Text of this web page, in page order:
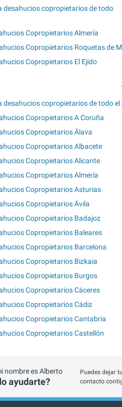
desahucios copropietarios de todo
Copropietarios Almería
Copropietarios Roquetas de
Copropietarios El Ejido
desahucios copropietarios de todo el
Copropietarios A Coruña
Copropietarios Álava
Copropietarios Albacete
Copropietarios Alicante
Copropietarios Almería
Copropietarios Asturias
Copropietarios Ávila
Copropietarios Badajoz
Copropietarios Baleares
Copropietarios Barcelona
Copropietarios Bizkaia
Copropietarios Burgos
Copropietarios Cáceres
Copropietarios Cádiz
Copropietarios Cantabria
Copropietarios Castellón
nombre es Alberto
ayudarte?
Puedes dejar
contacto